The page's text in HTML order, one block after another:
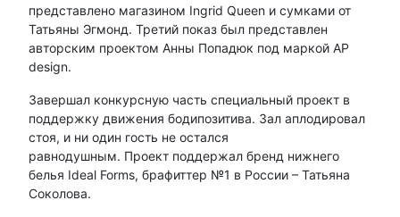
представлено магазином Ingrid Queen и сумками от
Татьяны Эгмонд. Третий показ был представлен
авторским проектом Анны Попадюк под маркой AP
design.
Завершал конкурсную часть специальный проект в
поддержку движения бодипозитива. Зал аплодировал
стоя, и ни один гость не остался
равнодушным. Проект поддержал бренд нижнего
белья Ideal Forms, брафиттер №1 в России – Татьяна
Соколова.